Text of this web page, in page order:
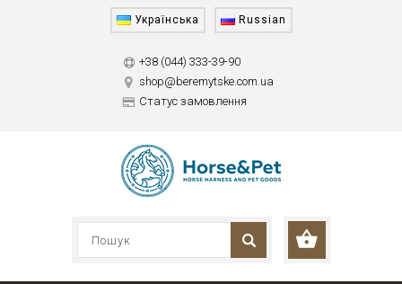
Українська Russian
+38 (044) 333-39-90
shop@beremytske.com.ua
Статус замовлення